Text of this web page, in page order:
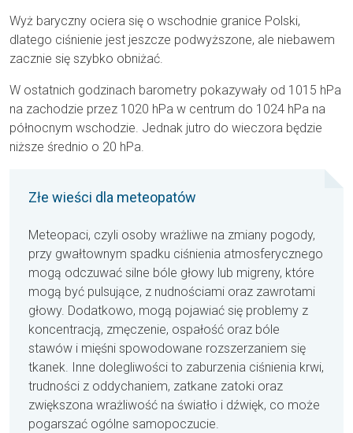
Wyż baryczny ociera się o wschodnie granice Polski,
dlatego ciśnienie jest jeszcze podwyższone, ale niebawem
zacznie się szybko obniżać.
W ostatnich godzinach barometry pokazywały od 1015 hPa
na zachodzie przez 1020 hPa w centrum do 1024 hPa na
północnym wschodzie. Jednak jutro do wieczora będzie
niższe średnio o 20 hPa.
Złe wieści dla meteopatów
Meteopaci, czyli osoby wrażliwe na zmiany pogody,
przy gwałtownym spadku ciśnienia atmosferycznego
mogą odczuwać silne bóle głowy lub migreny, które
mogą być pulsujące, z nudnościami oraz zawrotami
głowy. Dodatkowo, mogą pojawiać się problemy z
koncentracją, zmęczenie, ospałość oraz bóle
stawów i mięśni spowodowane rozszerzaniem się
tkanek. Inne dolegliwości to zaburzenia ciśnienia krwi,
trudności z oddychaniem, zatkane zatoki oraz
zwiększona wrażliwość na światło i dźwięk, co może
pogarszać ogólne samopoczucie.